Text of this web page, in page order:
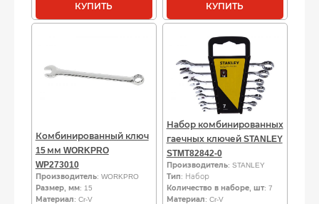
КУПИТЬ КУПИТЬ
Комбинированный ключ
15 мм WORKPRO
WP273010
Производитель: WORKPRO
Размер, мм: 15
Материал: Cr-V
Набор комбинированных
гаечных ключей STANLEY
STMT82842-0
Производитель: STANLEY
Тип: Набор
Количество в наборе, шт: 7
Материал: Cr-V